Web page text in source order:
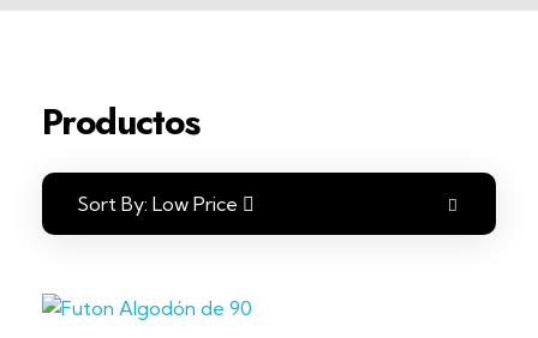
Productos
Sort By: Low Price